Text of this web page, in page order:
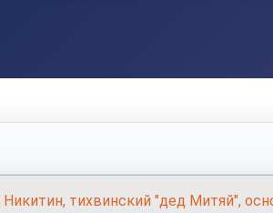
тихвинский "дед Митяй",